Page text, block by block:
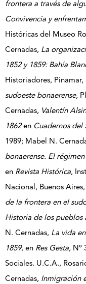
frontera a través de
Convivencia y
Históricas del Museo
Cernadas, La
1852 y 1859: Bahía
Historiadores,
sudoeste bonaerense,
Cernadas, Valentín
1862en Cuadernos del
1989; Mabel N.
bonaerense. El
en Revista Histórica,
Nacional, Buenos
de la frontera en el
Historia de los pueblos
N. Cernadas, La vida
1859, en Res Gesta, Nº
Sociales. U.C.A.,
Cernadas, Inmigración